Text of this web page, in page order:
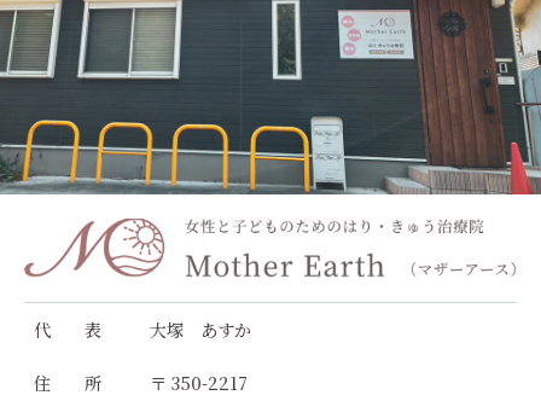
代 表 大塚 あすか
住 所
〒 350-2217